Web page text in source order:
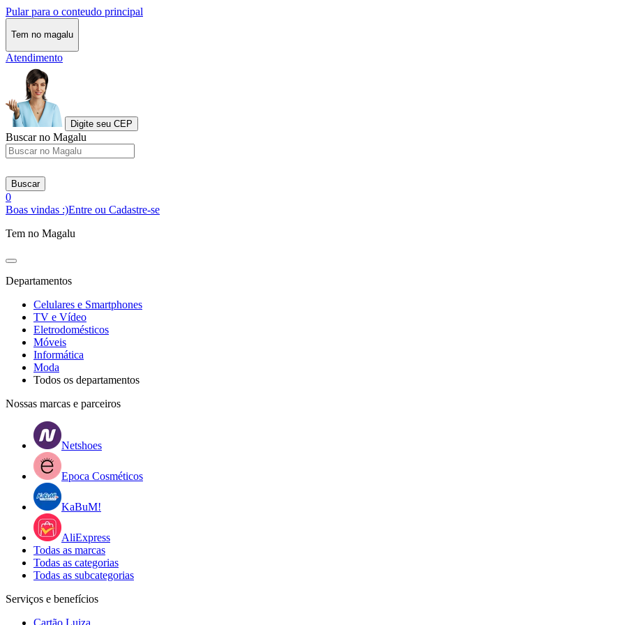
Pular para o conteudo principal
Tem no magalu
Atendimento
Digite seu CEP
Buscar no Magalu
Buscar
0
Boas vindas :)Entre ou Cadastre-se
Tem no Magalu
Departamentos
Celulares e Smartphones
TV e Vídeo
Eletrodomésticos
Móveis
Informática
Moda
Todos os departamentos
Nossas marcas e parceiros
Netshoes
Epoca Cosméticos
KaBuM!
AliExpress
Todas as marcas
Todas as categorias
Todas as subcategorias
Serviços e benefícios
Cartão Luiza